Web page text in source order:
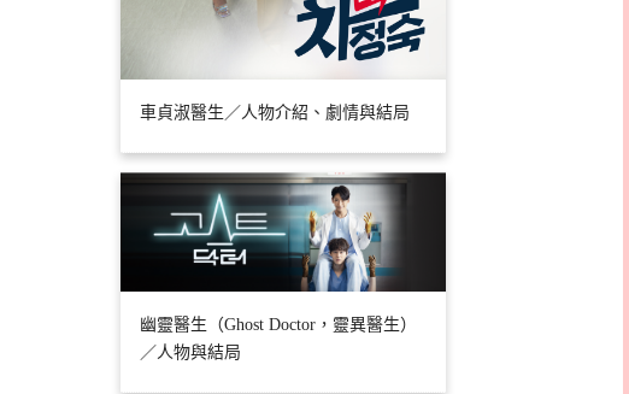
車貞淑醫生／人物介紹、劇情與結局
幽靈醫生（Ghost Doctor，靈異醫生）
／人物與結局